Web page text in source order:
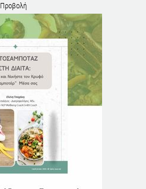
Προβολή